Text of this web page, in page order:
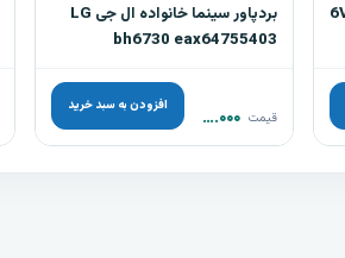
بک لایت های جایگزین تکی 6V 2W
بردپاور سینما خانواده ال جی LG
bh6730 eax64755403
قیمت ۵.۰۰۰.۰۰۰ تومان
افزودن به سبد خرید